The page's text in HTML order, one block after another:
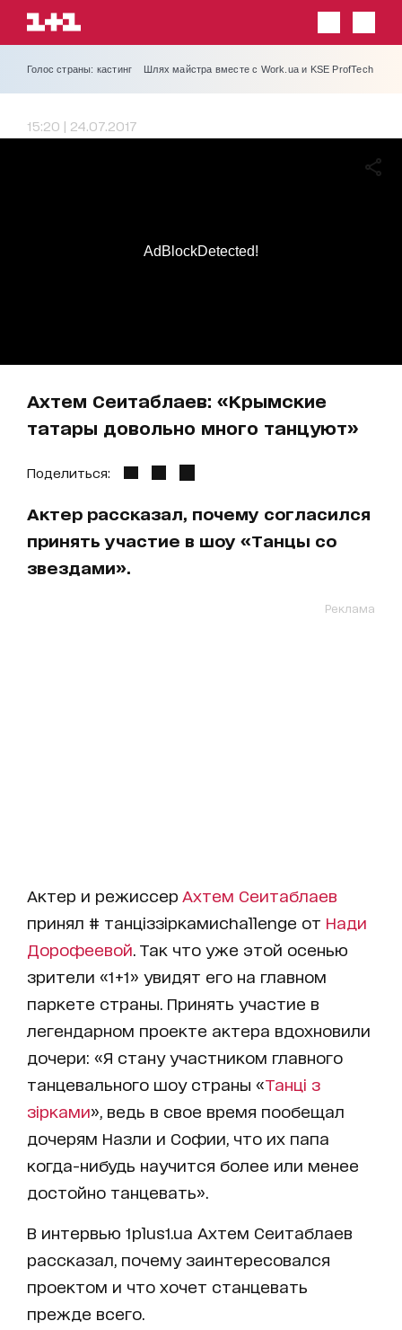
Голос страны: кастинг Шлях майстра вместе с Work.ua и KSE ProfTech
15:20 | 24.07.2017
Ахтем Сеитаблаев: «Крымские
татары довольно много танцуют»
AdBlockDetected!
Поделиться:
Актер рассказал, почему согласился
принять участие в шоу «Танцы со
звездами».
Реклама
Актер и режиссер Ахтем Сеитаблаев
принял # танціззіркамиchallenge от Нади
Дорофеевой . Так что уже этой осенью
зрители «1+1» увидят его на главном
паркете страны. Принять участие в
легендарном проекте актера вдохновили
дочери: «Я стану участником главного
танцевального шоу страны «Танці з
зірками», ведь в свое время пообещал
дочерям Назли и Софии, что их папа
когда-нибудь научится более или менее
достойно танцевать».
В интервью 1plus1.ua Ахтем Сеитаблаев
рассказал, почему заинтересовался
проектом и что хочет станцевать
прежде всего.